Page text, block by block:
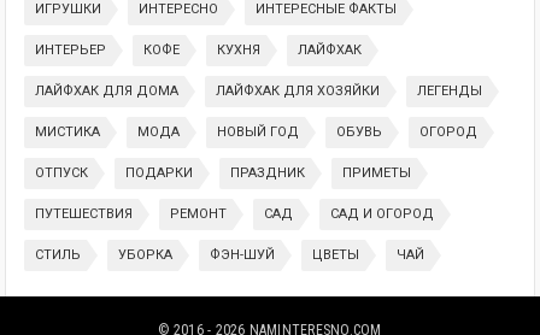
ИГРУШКИ ИНТЕРЕСНО ИНТЕРЕСНЫЕ ФАКТЫ
ИНТЕРЬЕР КОФЕ КУХНЯ ЛАЙФХАК
ЛАЙФХАК ДЛЯ ДОМА ЛАЙФХАК ДЛЯ ХОЗЯЙКИ ЛЕГЕНДЫ
МИСТИКА МОДА НОВЫЙ ГОД ОБУВЬ ОГОРОД
ОТПУСК ПОДАРКИ ПРАЗДНИК ПРИМЕТЫ
ПУТЕШЕСТВИЯ РЕМОНТ САД САД И ОГОРОД
СТИЛЬ УБОРКА ФЭН-ШУЙ ЦВЕТЫ ЧАЙ
© 2016 - 2026 NAMINTERESNO.COM